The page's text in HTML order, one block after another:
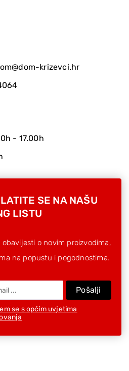
krizevci.hr
- 17.00h
SE NA NAŠU
LISTU
obavijesti o novim proizvodima,
na popustu i pogodnostima.
Pošalji
se s općim uvjetima